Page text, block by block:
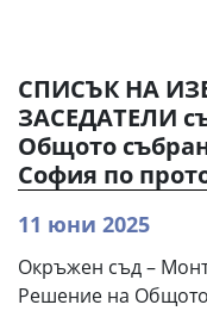
СПИСЪК НА
ЗАСЕДАТЕЛИ
Общото
София по
11 юни 2025
Окръжен съд –
Решение на